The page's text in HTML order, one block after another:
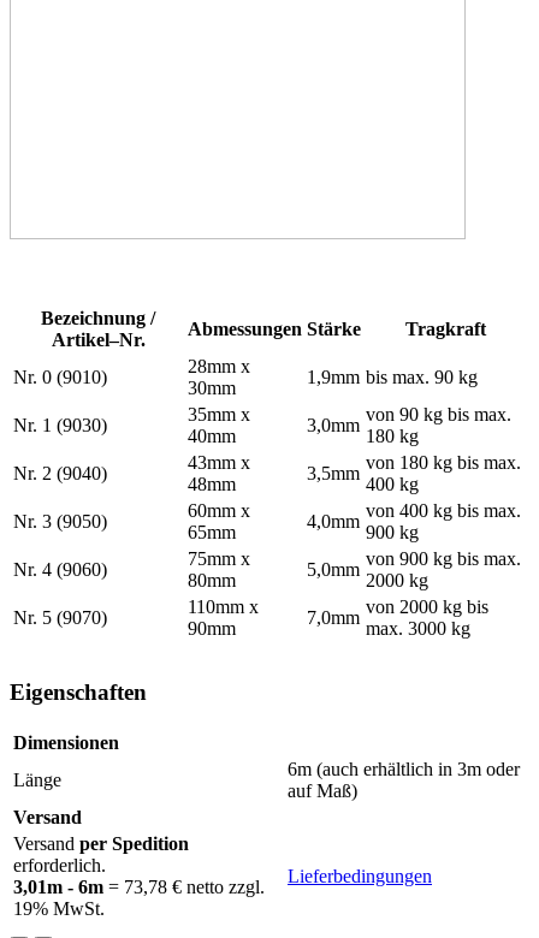
Bezeichnung /
Artikel–Nr.
Abmessungen Stärke Tragkraft
Nr. 0 (9010)
28mm x
30mm
1,9mm bis max. 90 kg
Nr. 1 (9030)
35mm x
40mm
3,0mm
von 90 kg bis max.
180 kg
Nr. 2 (9040)
43mm x
48mm
3,5mm
von 180 kg bis max.
400 kg
Nr. 3 (9050)
60mm x
65mm
4,0mm
von 400 kg bis max.
900 kg
Nr. 4 (9060)
75mm x
80mm
5,0mm
von 900 kg bis max.
2000 kg
Nr. 5 (9070)
110mm x
90mm
7,0mm
von 2000 kg bis
max. 3000 kg
Eigenschaften
Dimensionen
Länge
6m (auch erhältlich in 3m oder
auf Maß)
Versand
Versand per Spedition
erforderlich.
3,01m - 6m = 73,78 € netto zzgl.
19% MwSt.
Lieferbedingungen